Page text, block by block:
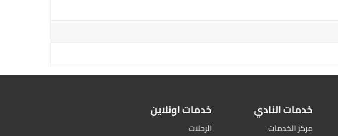
خدمات النادي
مركز الخدمات
خدمات اونلاين
الرحلات